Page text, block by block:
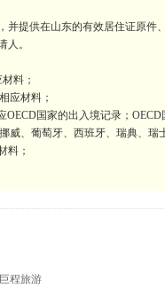
提供在山东的有效居住证原件
人。
料；
应材料；
国家的出入境记录；
、葡萄牙、西班牙、瑞典、瑞
料；
程旅游